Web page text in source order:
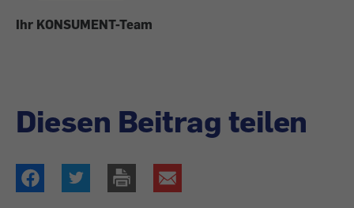
Ihr KONSUMENT-Team
Diesen Beitrag teilen